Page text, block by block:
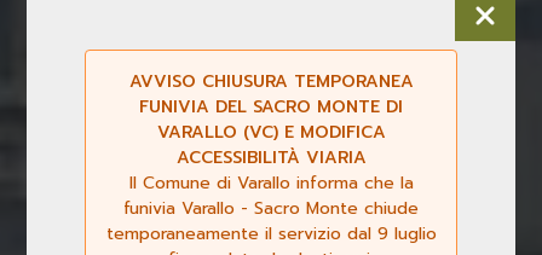
AVVISO CHIUSURA TEMPORANEA
FUNIVIA DEL SACRO MONTE DI
VARALLO (VC) E MODIFICA
ACCESSIBILITÀ VIARIA
Il Comune di Varallo informa che la
funivia Varallo - Sacro Monte chiude
temporaneamente il servizio dal 9 luglio